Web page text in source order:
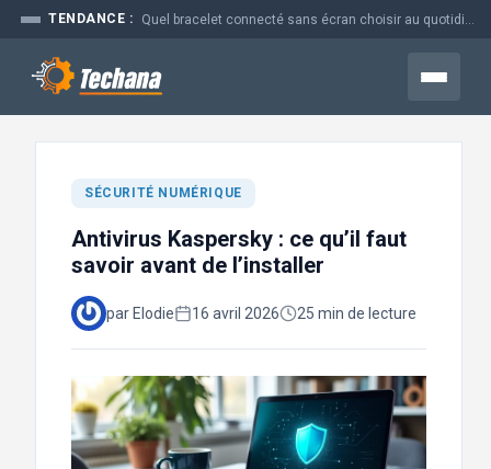
Aller
contenu
TENDANCE : Prime time en marketing : pourquoi ce moment coûte si cher aux...
Menu
SÉCURITÉ NUMÉRIQUE
Antivirus Kaspersky : ce qu’il faut
savoir avant de l’installer
par Elodie 16 avril 2026 25 min de lecture